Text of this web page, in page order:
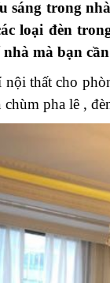
sáng trong
loại đèn
mà bạn
thất cho
chùm pha lê ,